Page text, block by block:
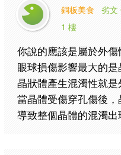
銅板美食 劣文
1 樓
你說的應該是屬於外傷
眼球損傷影響最大的是
晶狀體產生混濁性就是
當晶體受傷穿孔傷後，
導致整個晶體的混濁出